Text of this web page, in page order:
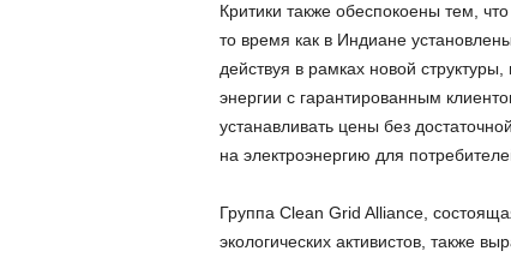
Критики также обеспокоены тем,
то время как в Индиане
действуя в рамках новой
энергии с гарантированным
устанавливать цены без
на электроэнергию для
Группа Clean Grid Alliance,
экологических активистов, также